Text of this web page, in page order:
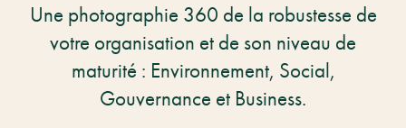
Une photographie 360 de la robustesse de
votre organisation et de son niveau de
maturité : Environnement, Social,
Gouvernance et Business.